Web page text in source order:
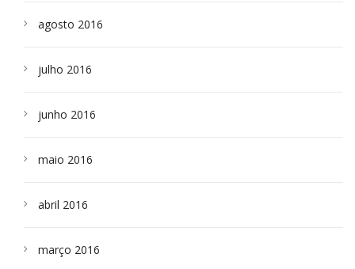
agosto 2016
julho 2016
junho 2016
maio 2016
abril 2016
março 2016